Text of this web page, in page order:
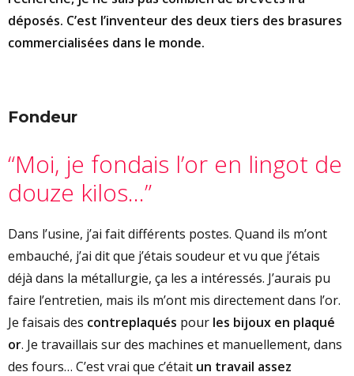
MATIÈRES & ALLIAGES
CONDITIONS DE TRAVAIL
USINE COFFRE-FORT
DE PÈRE EN FILLE, EN FILS…
LUTTES – MAI 1968
FIN DE L’USINE
déposés. C’est l’inventeur des deux tiers des brasures
commercialisées dans le monde.
Fondeur
“Moi, je fondais l’or en lingot de
douze kilos…”
Dans l’usine, j’ai fait différents postes. Quand ils m’ont
embauché, j’ai dit que j’étais soudeur et vu que j’étais
déjà dans la métallurgie, ça les a intéressés. J’aurais pu
faire l’entretien, mais ils m’ont mis directement dans l’or.
Je faisais des contreplaqués pour les bijoux en plaqué
or. Je travaillais sur des machines et manuellement, dans
des fours… C’est vrai que c’était un travail assez